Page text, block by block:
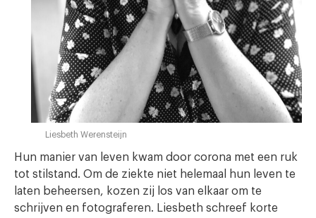
Liesbeth Werensteijn
Hun manier van leven kwam door corona met een ruk
tot stilstand. Om de ziekte niet helemaal hun leven te
laten beheersen, kozen zij los van elkaar om te
schrijven en fotograferen. Liesbeth schreef korte